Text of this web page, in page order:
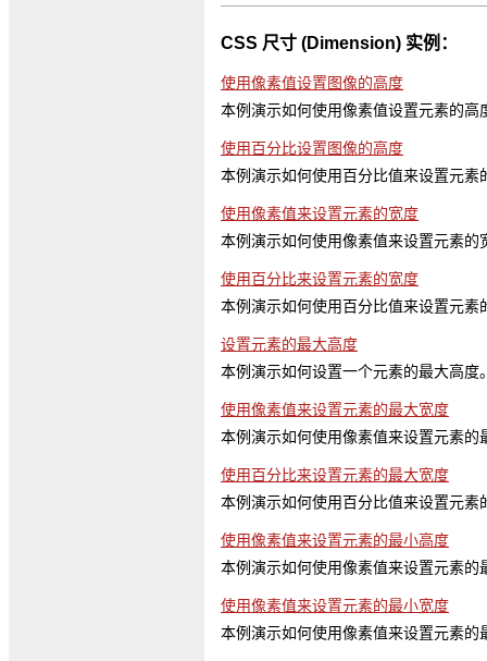
CSS 尺寸 (Dimension) 实例：
使用像素值设置图像的高度
本例演示如何使用像素值设置元素的高
使用百分比设置图像的高度
本例演示如何使用百分比值来设置元素
使用像素值来设置元素的宽度
本例演示如何使用像素值来设置元素的
使用百分比来设置元素的宽度
本例演示如何使用百分比值来设置元素
设置元素的最大高度
本例演示如何设置一个元素的最大高度
使用像素值来设置元素的最大宽度
本例演示如何使用像素值来设置元素的
使用百分比来设置元素的最大宽度
本例演示如何使用百分比值来设置元素
使用像素值来设置元素的最小高度
本例演示如何使用像素值来设置元素的
使用像素值来设置元素的最小宽度
本例演示如何使用像素值来设置元素的